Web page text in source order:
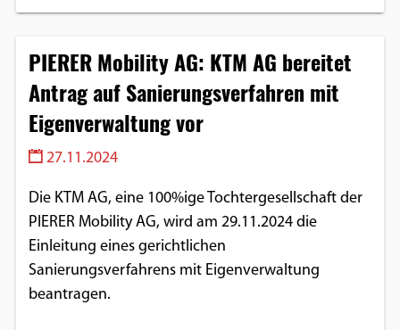
PIERER Mobility AG: KTM AG bereitet
Antrag auf Sanierungsverfahren mit
Eigenverwaltung vor
27.11.2024
Die KTM AG, eine 100%ige Tochtergesellschaft der
PIERER Mobility AG, wird am 29.11.2024 die
Einleitung eines gerichtlichen
Sanierungsverfahrens mit Eigenverwaltung
beantragen.